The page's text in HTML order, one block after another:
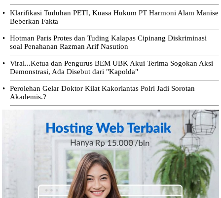
•
Klarifikasi Tuduhan PETI, Kuasa Hukum PT Harmoni Alam Manise
Beberkan Fakta
•
Hotman Paris Protes dan Tuding Kalapas Cipinang Diskriminasi
soal Penahanan Razman Arif Nasution
•
Viral...Ketua dan Pengurus BEM UBK Akui Terima Sogokan Aksi
Demonstrasi, Ada Disebut dari "Kapolda"
•
Perolehan Gelar Doktor Kilat Kakorlantas Polri Jadi Sorotan
Akademis.?